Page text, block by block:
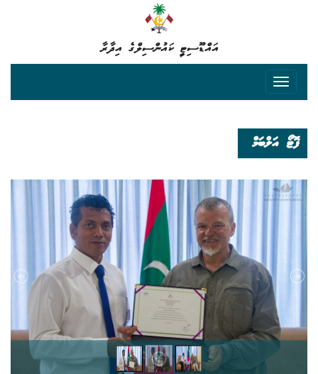
އައްޑޫސިޓީ ކައުންސިލްގެ އިދާރާ
ފޮޓޯ އަލްބަމް